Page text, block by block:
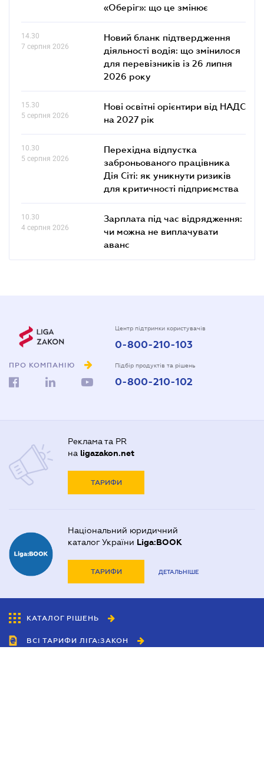
«Оберіг»: що це змінює
14.30
7 серпня 2026
Новий бланк підтвердження
діяльності водія: що змінилося
для перевізників із 26 липня
2026 року
15.30
5 серпня 2026
Нові освітні орієнтири від НАДС
на 2027 рік
10.30
5 серпня 2026
Перехідна відпустка
заброньованого працівника
Дія Сіті: як уникнути ризиків
для критичності підприємства
10.30
4 серпня 2026
Зарплата під час відрядження:
чи можна не виплачувати
аванс
ПРО КОМПАНІЮ
Центр підтримки користувачів
0-800-210-103
Підбір продуктів та рішень
0-800-210-102
Реклама та PR
на ligazakon.net
ТАРИФИ
Національний юридичний
каталог України Liga:BOOK
ТАРИФИ ДЕТАЛЬНІШЕ
КАТАЛОГ РІШЕНЬ
ВСІ ТАРИФИ ЛІГА:ЗАКОН